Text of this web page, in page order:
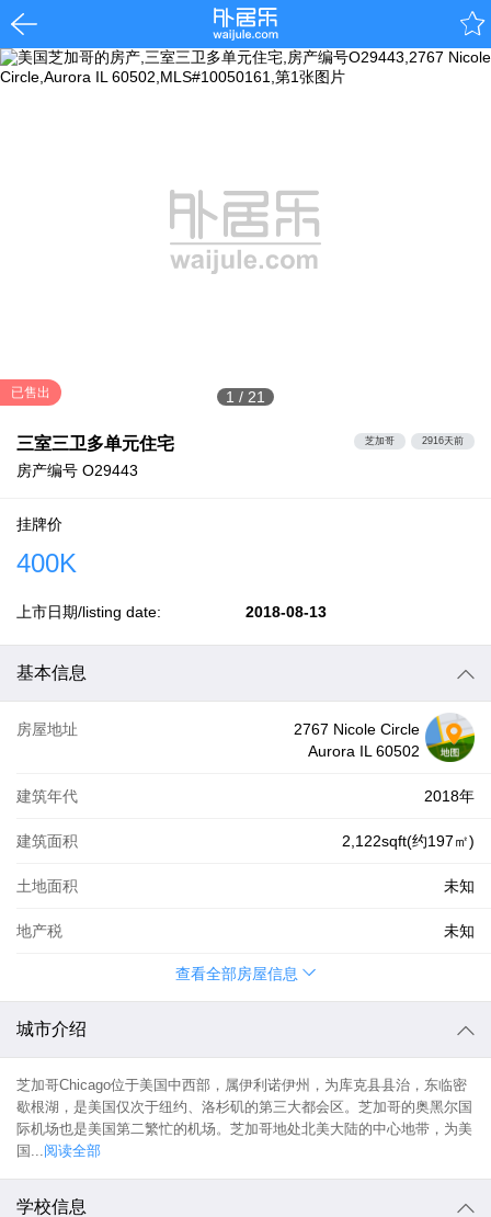
1 / 21
已售出
三室三卫多单元住宅
房产编号 O29443
芝加哥 2916天前
挂牌价
400K
上市日期/listing date: 2018-08-13
基本信息
房屋地址
2767 Nicole Circle
Aurora IL 60502
建筑年代 2018年
建筑面积 2,122sqft(约197㎡)
土地面积 未知
地产税 未知
查看全部房屋信息
城市介绍
芝加哥Chicago位于美国中西部，属伊利诺伊州，为库克县县治，东临密
歇根湖，是美国仅次于纽约、洛杉矶的第三大都会区。芝加哥的奥黑尔国
际机场也是美国第二繁忙的机场。芝加哥地处北美大陆的中心地带，为美
国...阅读全部
学校信息